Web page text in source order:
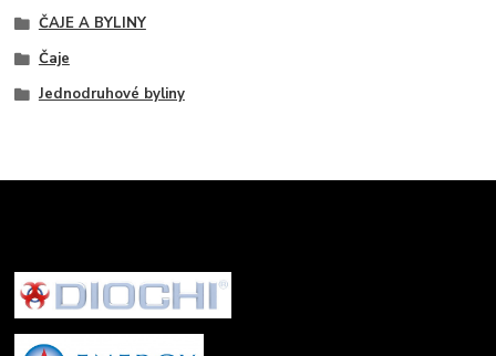
ČAJE A BYLINY
Čaje
Jednodruhové byliny